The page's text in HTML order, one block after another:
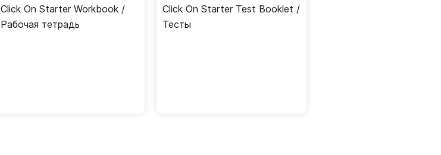
Click On Starter Workbook /
Рабочая тетрадь
Click On Starter Test Booklet /
Тесты